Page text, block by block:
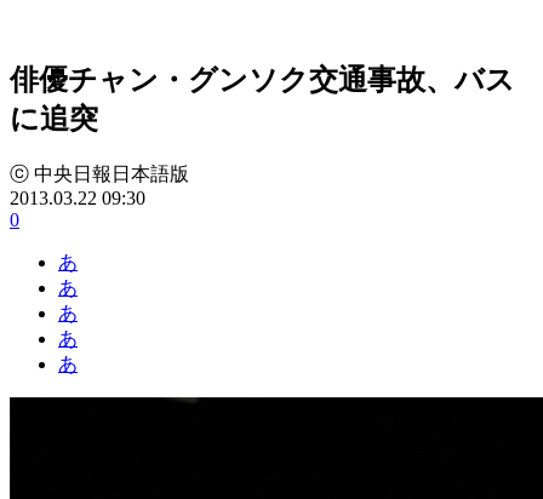
俳優チャン・グンソク交通事故、バス
に追突
ⓒ 中央日報日本語版
2013.03.22 09:30
0
あ
あ
あ
あ
あ